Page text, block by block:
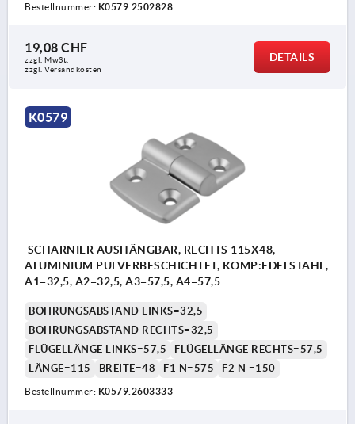
Bestellnummer: K0579.2502828
19,08 CHF
zzgl. MwSt.
zzgl. Versandkosten
DETAILS
K0579
SCHARNIER AUSHÄNGBAR, RECHTS 115X48,
ALUMINIUM PULVERBESCHICHTET, KOMP:EDELSTAHL,
A1=32,5, A2=32,5, A3=57,5, A4=57,5
BOHRUNGSABSTAND LINKS=32,5
BOHRUNGSABSTAND RECHTS=32,5
FLÜGELLÄNGE LINKS=57,5
FLÜGELLÄNGE RECHTS=57,5
LÄNGE=115
BREITE=48 F1 N=575 F2 N =150
Bestellnummer: K0579.2603333